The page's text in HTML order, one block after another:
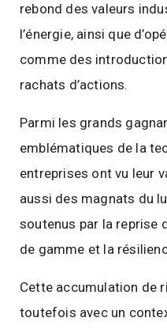
rebond des valeurs
l’énergie, ainsi que
comme des
rachats d’actions.
Parmi les grands
emblématiques de la
entreprises ont vu leur
aussi des magnats du
soutenus par la reprise
de gamme et la
Cette accumulation de
toutefois avec un